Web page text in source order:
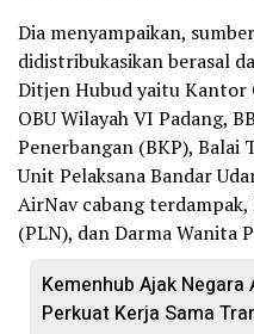
Dia menyampaikan,
didistribukasikan berasal
Ditjen Hubud yaitu Kantor
OBU Wilayah VI Padang,
Penerbangan (BKP), Balai
Unit Pelaksana Bandar
AirNav cabang
(PLN), dan Darma Wanita
Kemenhub Ajak Negara
Perkuat Kerja Sama